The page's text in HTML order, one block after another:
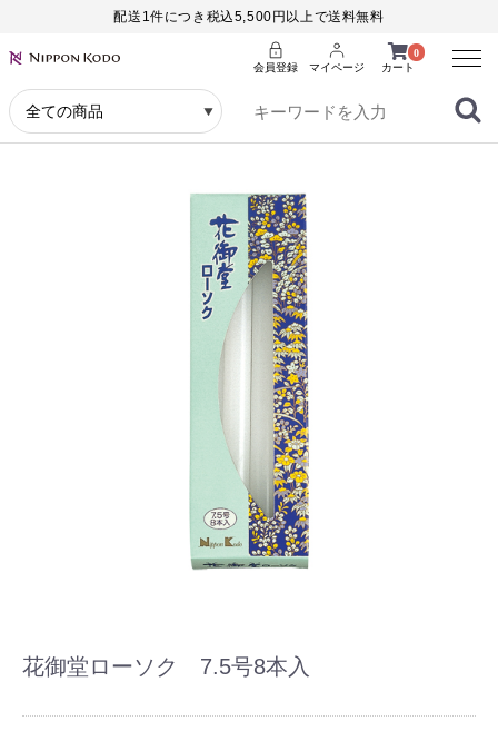
配送1件につき税込5,500円以上で送料無料
0
カート
会員登録 マイページ
Menu
花御堂ローソク 7.5号8本入